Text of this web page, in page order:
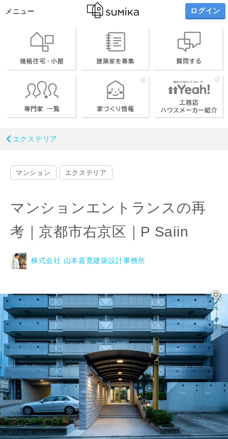
メニュー ログイン
エクステリア
マンション エクステリア
マンションエントランスの再
考｜京都市右京区｜P Saiin
株式会社 山本嘉寛建築設計事務所